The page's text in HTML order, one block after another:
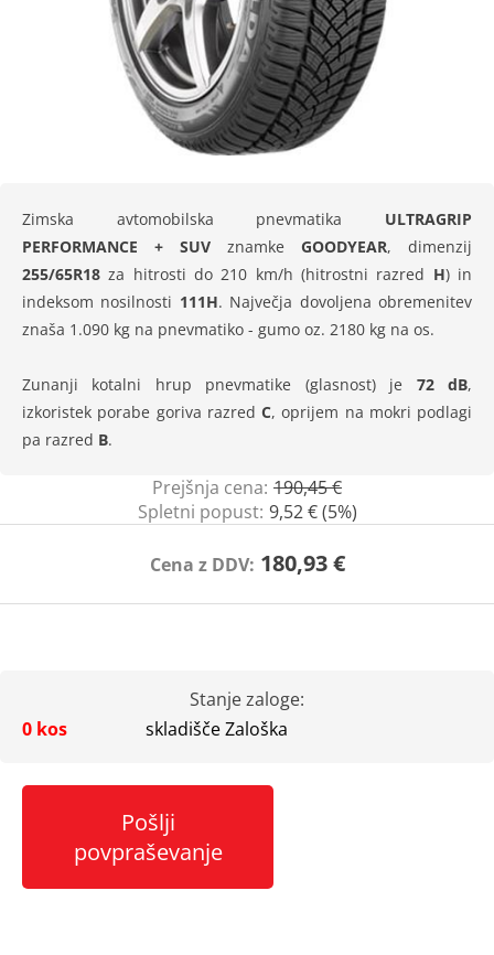
Zimska avtomobilska pnevmatika ULTRAGRIP
PERFORMANCE + SUV znamke GOODYEAR, dimenzij
255/65R18 za hitrosti do 210 km/h (hitrostni razred H) in
indeksom nosilnosti 111H. Največja dovoljena obremenitev
znaša 1.090 kg na pnevmatiko - gumo oz. 2180 kg na os.
Zunanji kotalni hrup pnevmatike (glasnost) je 72 dB,
izkoristek porabe goriva razred C, oprijem na mokri podlagi
pa razred B.
Prejšnja cena: 190,45 €
Spletni popust: 9,52 € (5%)
Cena z DDV: 180,93 €
Stanje zaloge:
0 kos
skladišče Zaloška
Pošlji
povpraševanje